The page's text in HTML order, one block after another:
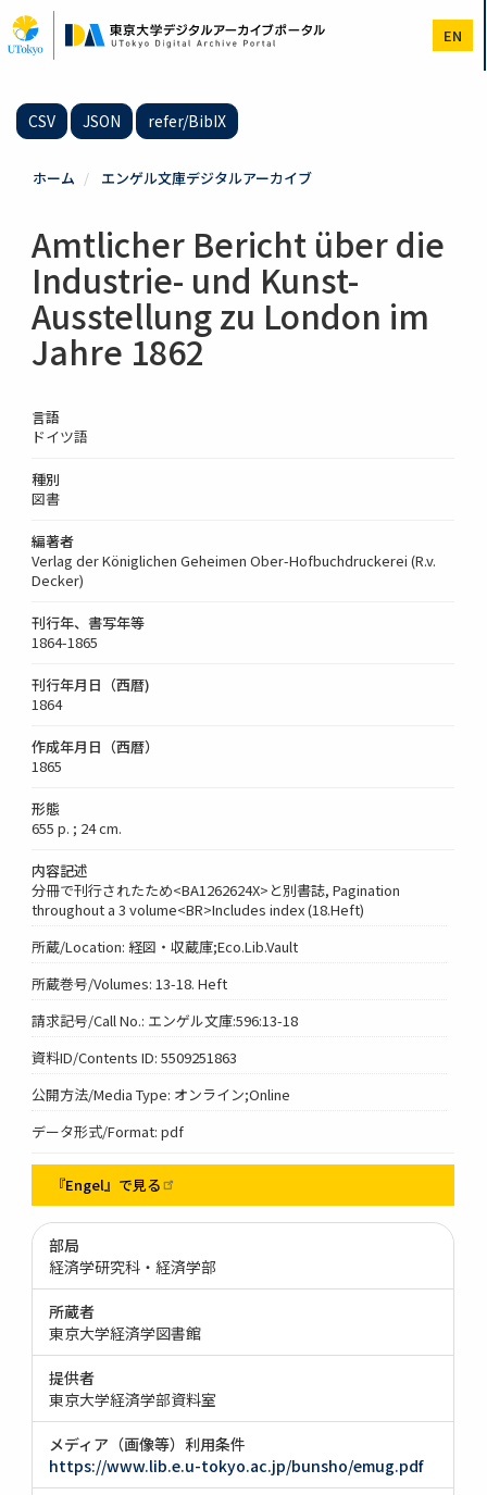
イ
ン
EN
CSV JSON refer/BibIX
ホーム エンゲル文庫デジタルアーカイブ
Amtlicher Bericht über die
Industrie- und Kunst-
Ausstellung zu London im
Jahre 1862
言語
ドイツ語
種別
図書
編著者
Verlag der Königlichen Geheimen Ober-Hofbuchdruckerei (R.v.
Decker)
刊行年、書写年等
1864-1865
刊行年月日（西暦)
1864
作成年月日（西暦）
1865
形態
655 p. ; 24 cm.
内容記述
分冊で刊行されたため<BA1262624X>と別書誌, Pagination
throughout a 3 volume<BR>Includes index (18.Heft)
所蔵/Location: 経図・収蔵庫;Eco.Lib.Vault
所蔵巻号/Volumes: 13-18. Heft
請求記号/Call No.: エンゲル文庫:596:13-18
資料ID/Contents ID: 5509251863
公開方法/Media Type: オンライン;Online
データ形式/Format: pdf
『Engel』で見る
部局
経済学研究科・経済学部
所蔵者
東京大学経済学図書館
提供者
東京大学経済学部資料室
メディア（画像等）利用条件
https://www.lib.e.u-tokyo.ac.jp/bunsho/emug.pdf